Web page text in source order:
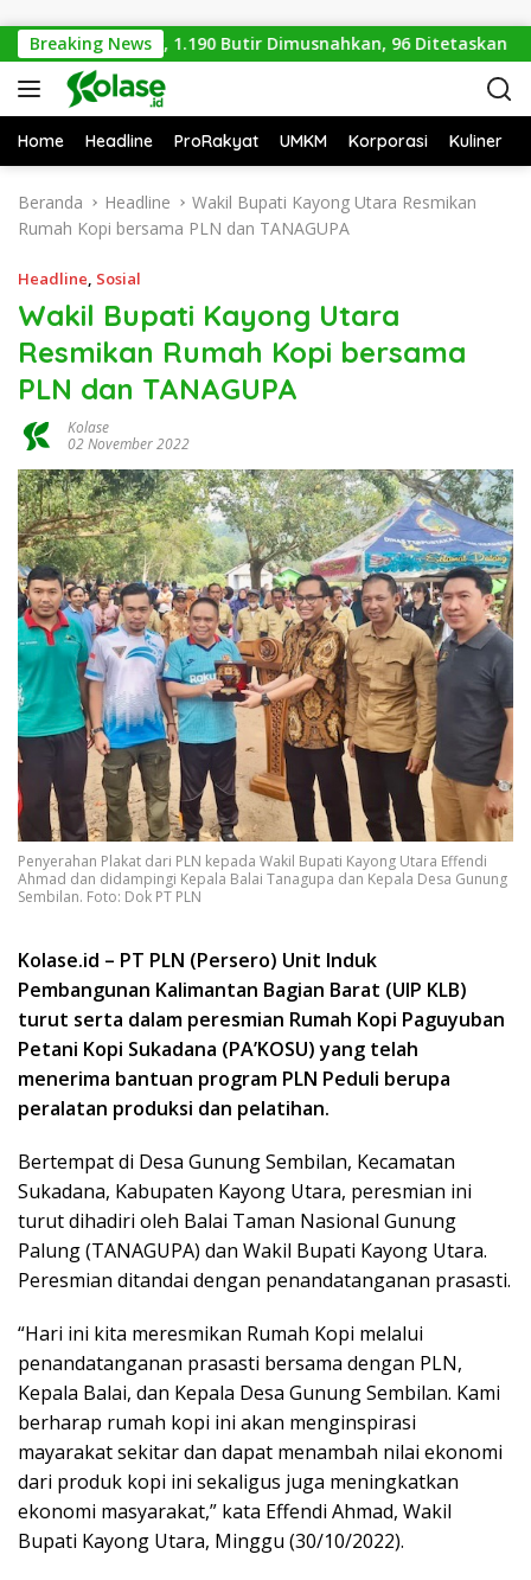
Breaking News
di Kalbar, 1.190 Butir Dimusnahkan, 96 Ditetaskan
Home Headline ProRakyat UMKM Korporasi Kuliner
Beranda Headline
Wakil Bupati Kayong Utara Resmikan
Rumah Kopi bersama PLN dan TANAGUPA
Headline, Sosial
Wakil Bupati Kayong Utara
Resmikan Rumah Kopi bersama
PLN dan TANAGUPA
Kolase
02 November 2022
Penyerahan Plakat dari PLN kepada Wakil Bupati Kayong Utara Effendi
Ahmad dan didampingi Kepala Balai Tanagupa dan Kepala Desa Gunung
Sembilan. Foto: Dok PT PLN
Kolase.id – PT PLN (Persero) Unit Induk
Pembangunan Kalimantan Bagian Barat (UIP KLB)
turut serta dalam peresmian Rumah Kopi Paguyuban
Petani Kopi Sukadana (PA’KOSU) yang telah
menerima bantuan program PLN Peduli berupa
peralatan produksi dan pelatihan.
Bertempat di Desa Gunung Sembilan, Kecamatan
Sukadana, Kabupaten Kayong Utara, peresmian ini
turut dihadiri oleh Balai Taman Nasional Gunung
Palung (TANAGUPA) dan Wakil Bupati Kayong Utara.
Peresmian ditandai dengan penandatanganan prasasti.
“Hari ini kita meresmikan Rumah Kopi melalui
penandatanganan prasasti bersama dengan PLN,
Kepala Balai, dan Kepala Desa Gunung Sembilan. Kami
berharap rumah kopi ini akan menginspirasi
mayarakat sekitar dan dapat menambah nilai ekonomi
dari produk kopi ini sekaligus juga meningkatkan
ekonomi masyarakat,” kata Effendi Ahmad, Wakil
Bupati Kayong Utara, Minggu (30/10/2022).